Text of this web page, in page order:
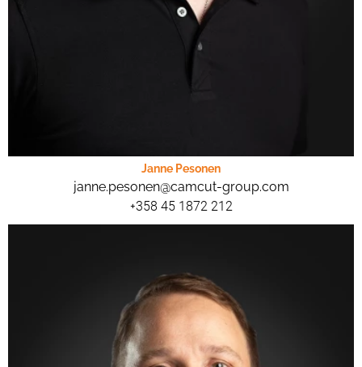
Janne Pesonen
janne.pesonen@camcut-group.com
+358 45 1872 212